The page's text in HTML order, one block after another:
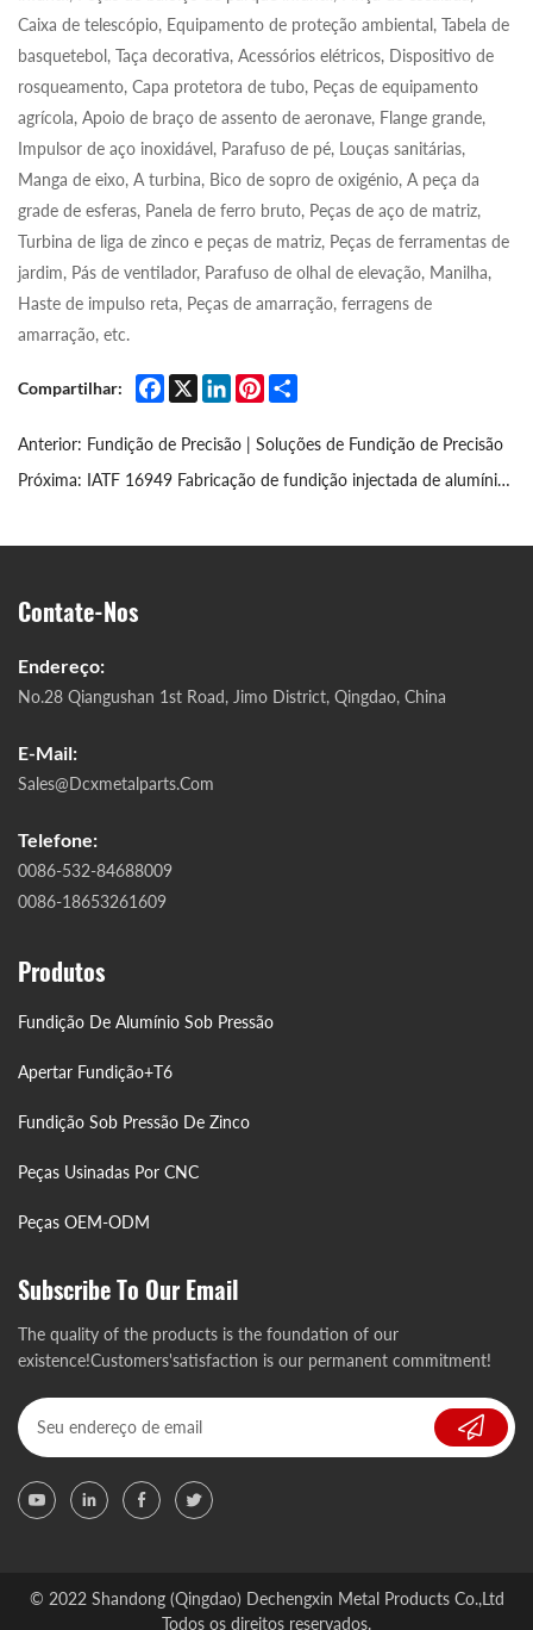
Caixa de telescópio, Equipamento de proteção ambiental, Tabela de
basquetebol, Taça decorativa, Acessórios elétricos, Dispositivo de
rosqueamento, Capa protetora de tubo, Peças de equipamento
agrícola, Apoio de braço de assento de aeronave, Flange grande,
Impulsor de aço inoxidável, Parafuso de pé, Louças sanitárias,
Manga de eixo, A turbina, Bico de sopro de oxigénio, A peça da
grade de esferas, Panela de ferro bruto, Peças de aço de matriz,
Turbina de liga de zinco e peças de matriz, Peças de ferramentas de
jardim, Pás de ventilador, Parafuso de olhal de elevação, Manilha,
Haste de impulso reta, Peças de amarração, ferragens de
amarração, etc.
Compartilhar: Facebook
X LinkedInPinterest
Anterior: Fundição de Precisão | Soluções de Fundição de Precisão
Próxima: IATF 16949 Fabricação de fundição injectada de alumínio automóvel
Contate-Nos
Endereço:
No.28 Qiangushan 1st Road, Jimo District, Qingdao, China
E-Mail:
Sales@dcxmetalparts.com
Telefone:
0086-532-84688009
0086-18653261609
Produtos
Fundição De Alumínio Sob Pressão
Apertar Fundição+T6
Fundição Sob Pressão De Zinco
Peças Usinadas Por CNC
Peças OEM-ODM
Subscribe To Our Email
The quality of the products is the foundation of our
existence!Customers'satisfaction is our permanent commitment!
© 2022 Shandong (Qingdao) Dechengxin Metal Products Co.,Ltd
Todos os direitos reservados.